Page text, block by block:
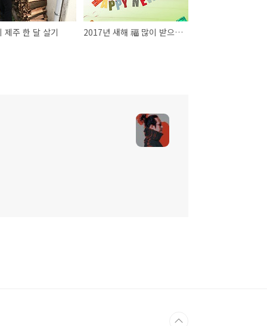
제주 한 달 살기 2017년 새해 福 많이 받으십시오.